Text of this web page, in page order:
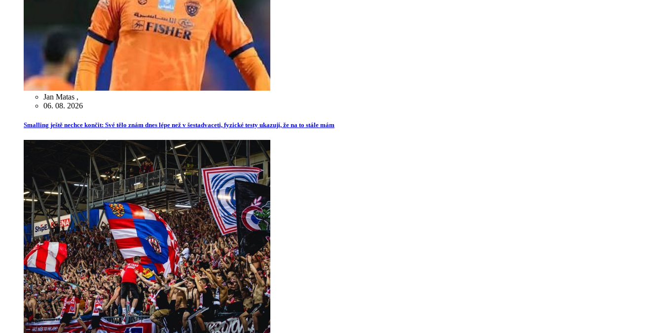
Jan Matas ,
06. 08. 2026
Smalling ještě nechce končit: Své tělo znám dnes lépe než v šestadvaceti, fyzické testy ukazují, že na to stále mám